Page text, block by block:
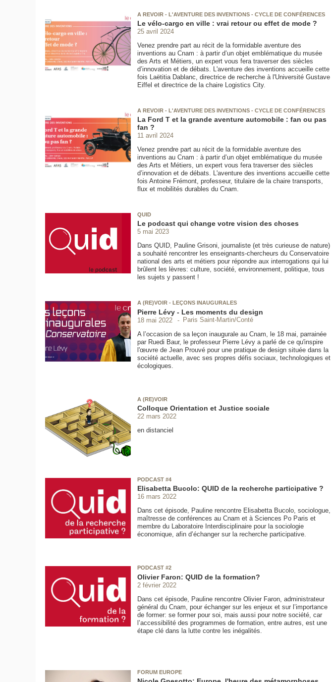
A REVOIR - L'AVENTURE DES INVENTIONS - CYCLE DE CONFÉRENCES
Le vélo-cargo en ville : vrai retour ou effet de mode ?
25 avril 2024
Venez prendre part au récit de la formidable aventure des
inventions au Cnam : à partir d’un objet emblématique du musée
des Arts et Métiers, un expert vous fera traverser des siècles
d’innovation et de débats. L'aventure des inventions accueille cette
fois Laëtitia Dablanc, directrice de recherche à l'Université Gustave
Eiffel et directrice de la chaire Logistics City.
A REVOIR - L'AVENTURE DES INVENTIONS - CYCLE DE CONFÉRENCES
La Ford T et la grande aventure automobile : fan ou pas
fan ?
11 avril 2024
Venez prendre part au récit de la formidable aventure des
inventions au Cnam : à partir d’un objet emblématique du musée
des Arts et Métiers, un expert vous fera traverser des siècles
d’innovation et de débats. L'aventure des inventions accueille cette
fois Antoine Frémont, professeur, titulaire de la chaire transports,
flux et mobilités durables du Cnam.
QUID
Le podcast qui change votre vision des choses
5 mai 2023
Dans QUID, Pauline Grisoni, journaliste (et très curieuse de nature)
a souhaité rencontrer les enseignants-chercheurs du Conservatoire
national des arts et métiers pour répondre aux interrogations qui lui
brûlent les lèvres: culture, société, environnement, politique, tous
les sujets y passent !
A (RE)VOIR - LEÇONS INAUGURALES
Pierre Lévy - Les moments du design
18 mai 2022
Paris Saint-Martin/Conté
A l’occasion de sa leçon inaugurale au Cnam, le 18 mai, parrainée
par Ruedi Baur, le professeur Pierre Lévy a parlé de ce qu'inspire
l'œuvre de Jean Prouvé pour une pratique de design située dans la
société actuelle, avec ses propres défis sociaux, technologiques et
écologiques.
A (RE)VOIR
Colloque Orientation et Justice sociale
22 mars 2022
en distanciel
PODCAST #4
Elisabetta Bucolo: QUID de la recherche participative ?
16 mars 2022
Dans cet épisode, Pauline rencontre Elisabetta Bucolo, sociologue,
maîtresse de conférences au Cnam et à Sciences Po Paris et
membre du Laboratoire Interdisciplinaire pour la sociologie
économique, afin d’échanger sur la recherche participative.
PODCAST #2
Olivier Faron: QUID de la formation?
2 février 2022
Dans cet épisode, Pauline rencontre Olivier Faron, administrateur
général du Cnam, pour échanger sur les enjeux et sur l’importance
de former: se former pour soi, mais aussi pour notre société, car
l’accessibilité des programmes de formation, entre autres, est une
étape clé dans la lutte contre les inégalités.
FORUM EUROPE